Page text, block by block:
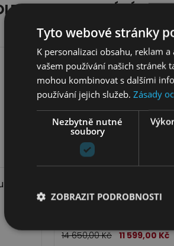
K OBJEDNÁNÍ
čokoládový
14 650,00Kč 11 599,00Kč
Tyto webové stránky
K personalizaci obsahu, reklam
vašem používání našich stránek
mohou kombinovat s dalšími
používání jejich služeb. Zásady
Nezbytně nutné
soubory
ZOBRAZIT PODROBNOSTI